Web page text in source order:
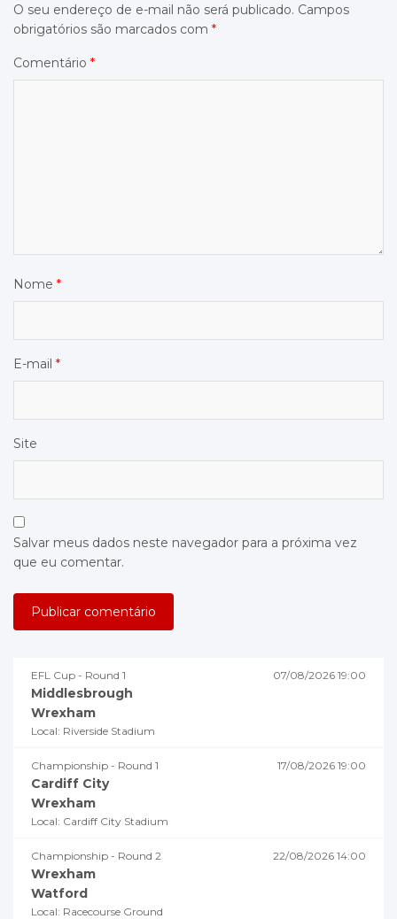
O seu endereço de e-mail não será publicado. Campos
obrigatórios são marcados com *
Comentário *
Nome *
E-mail *
Site
Salvar meus dados neste navegador para a próxima vez
que eu comentar.
EFL Cup - Round 1 07/08/2026 19:00
Middlesbrough
Wrexham
Local: Riverside Stadium
Championship - Round 1 17/08/2026 19:00
Cardiff City
Wrexham
Local: Cardiff City Stadium
Championship - Round 2 22/08/2026 14:00
Wrexham
Watford
Local: Racecourse Ground